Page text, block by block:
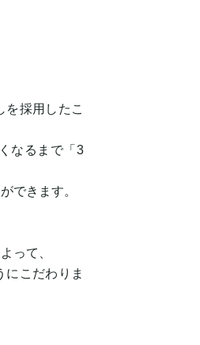
を採用したこ
なるまで「3
できます。
って、
にこだわりま